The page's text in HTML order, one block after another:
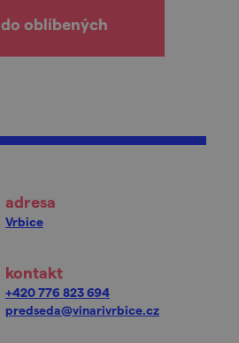
do oblíbených
adresa
Vrbice
kontakt
+420 776 823 694
predseda@vinarivrbice.cz